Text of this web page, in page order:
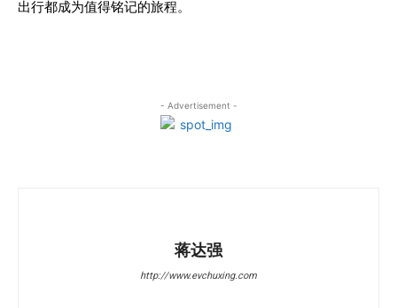
出行都成为值得铭记的旅程。
- Advertisement -
蒋达强
http://www.evchuxing.com